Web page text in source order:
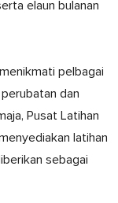
elaun bulanan
pelbagai
dan
Pusat Latihan
latihan
sebagai